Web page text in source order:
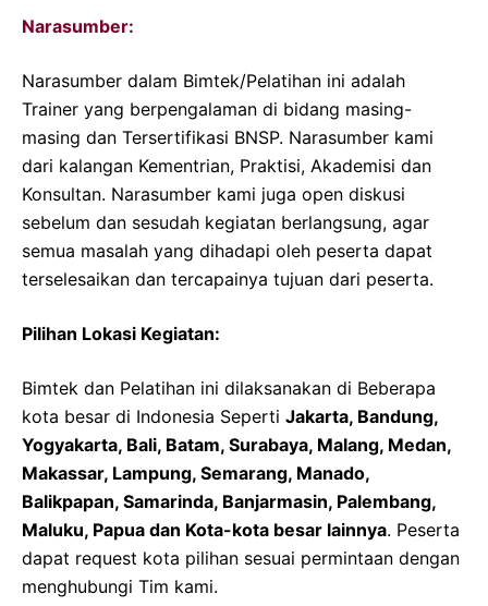
Narasumber:
Narasumber dalam Bimtek/Pelatihan ini adalah
Trainer yang berpengalaman di bidang masing-
masing dan Tersertifikasi BNSP. Narasumber kami
dari kalangan Kementrian, Praktisi, Akademisi dan
Konsultan. Narasumber kami juga open diskusi
sebelum dan sesudah kegiatan berlangsung, agar
semua masalah yang dihadapi oleh peserta dapat
terselesaikan dan tercapainya tujuan dari peserta.
Pilihan Lokasi Kegiatan:
Bimtek dan Pelatihan ini dilaksanakan di Beberapa
kota besar di Indonesia Seperti Jakarta, Bandung,
Yogyakarta, Bali, Batam, Surabaya, Malang, Medan,
Makassar, Lampung, Semarang, Manado,
Balikpapan, Samarinda, Banjarmasin, Palembang,
Maluku, Papua dan Kota-kota besar lainnya. Peserta
dapat request kota pilihan sesuai permintaan dengan
menghubungi Tim kami.